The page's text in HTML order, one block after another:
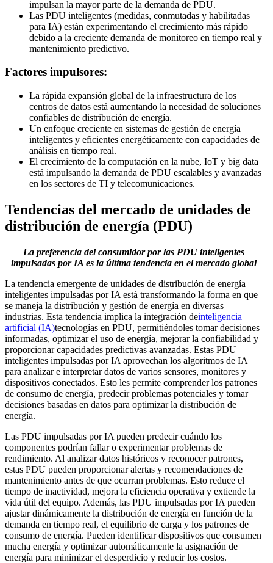
impulsan la mayor parte de la demanda de PDU.
Las PDU inteligentes (medidas, conmutadas y habilitadas
para IA) están experimentando el crecimiento más rápido
debido a la creciente demanda de monitoreo en tiempo real y
mantenimiento predictivo.
Factores impulsores:
La rápida expansión global de la infraestructura de los
centros de datos está aumentando la necesidad de soluciones
confiables de distribución de energía.
Un enfoque creciente en sistemas de gestión de energía
inteligentes y eficientes energéticamente con capacidades de
análisis en tiempo real.
El crecimiento de la computación en la nube, IoT y big data
está impulsando la demanda de PDU escalables y avanzadas
en los sectores de TI y telecomunicaciones.
Tendencias del mercado de unidades de
distribución de energía (PDU)
La preferencia del consumidor por las PDU inteligentes
impulsadas por IA es la última tendencia en el mercado global
La tendencia emergente de unidades de distribución de energía
inteligentes impulsadas por IA está transformando la forma en que
se maneja la distribución y gestión de energía en diversas
industrias. Esta tendencia implica la integración deinteligencia
artificial (IA)tecnologías en PDU, permitiéndoles tomar decisiones
informadas, optimizar el uso de energía, mejorar la confiabilidad y
proporcionar capacidades predictivas avanzadas. Estas PDU
inteligentes impulsadas por IA aprovechan los algoritmos de IA
para analizar e interpretar datos de varios sensores, monitores y
dispositivos conectados. Esto les permite comprender los patrones
de consumo de energía, predecir problemas potenciales y tomar
decisiones basadas en datos para optimizar la distribución de
energía.
Las PDU impulsadas por IA pueden predecir cuándo los
componentes podrían fallar o experimentar problemas de
rendimiento. Al analizar datos históricos y reconocer patrones,
estas PDU pueden proporcionar alertas y recomendaciones de
mantenimiento antes de que ocurran problemas. Esto reduce el
tiempo de inactividad, mejora la eficiencia operativa y extiende la
vida útil del equipo. Además, las PDU impulsadas por IA pueden
ajustar dinámicamente la distribución de energía en función de la
demanda en tiempo real, el equilibrio de carga y los patrones de
consumo de energía. Pueden identificar dispositivos que consumen
mucha energía y optimizar automáticamente la asignación de
energía para minimizar el desperdicio y reducir los costos.